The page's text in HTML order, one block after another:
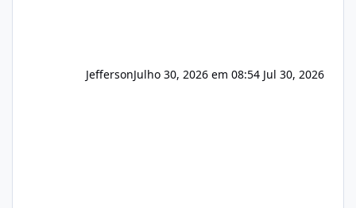
JeffersonJulho 30, 2026 em 08:54 Jul 30, 2026